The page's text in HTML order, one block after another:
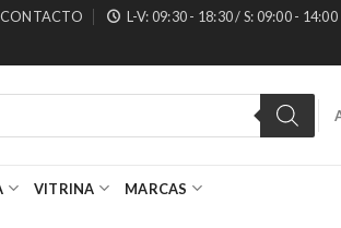
CONTACTO L-V: 09:30 - 18:30 / S: 09:00 - 14:00
VITRINA MARCAS